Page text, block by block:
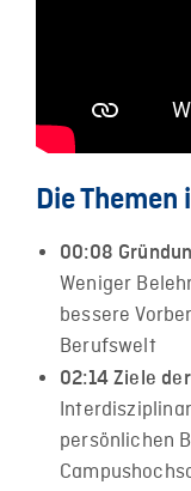
Die
00:08​
Weniger
bessere
Berufswelt
02:14​ Ziele
persönlichen